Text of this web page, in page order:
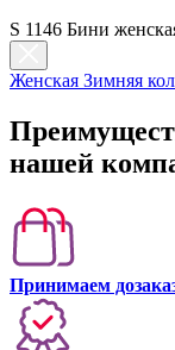
S 1146 Бини
Женская Зимняя
нашей
Принимаем